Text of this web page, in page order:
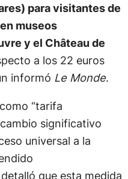
para visitantes de
museos
y el Château de
a los 22 euros
informó Le Monde.
“tarifa
significativo
universal a la
que esta medida